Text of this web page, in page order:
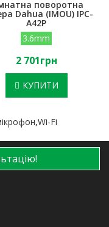
поворотна
Dahua (IMOU) IPC-
A42P
3.6mm
2 701грн
КУПИТИ
,Wi-Fi